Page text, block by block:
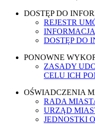
DOSTĘP DO
REJESTR
DOSTĘP DO
PONOWNE
ZASADY
CELU ICH
OŚWIADCZENIA
RADA
URZĄD
JEDNOSTKI